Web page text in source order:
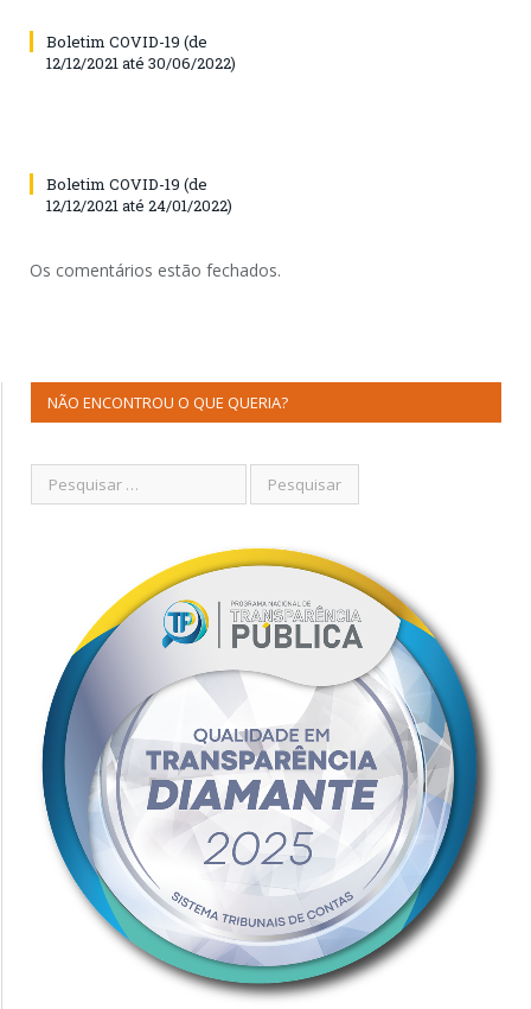
Boletim COVID-19 (de
12/12/2021 até 30/06/2022)
Boletim COVID-19 (de
12/12/2021 até 24/01/2022)
Os comentários estão fechados.
NÃO ENCONTROU O QUE QUERIA?